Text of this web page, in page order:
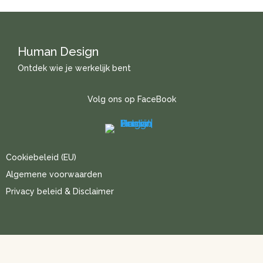
Human Design
Ontdek wie je werkelijk bent
Volg ons op FaceBook
Cookiebeleid (EU)
Algemene voorwaarden
Privacy beleid & Disclaimer